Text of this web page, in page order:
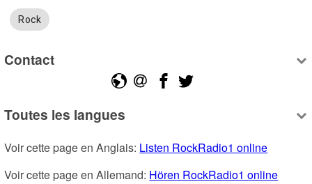
Rock
Contact
Toutes les langues
Voir cette page en Anglais: Listen RockRadio1 online
Voir cette page en Allemand: Hören RockRadio1 online